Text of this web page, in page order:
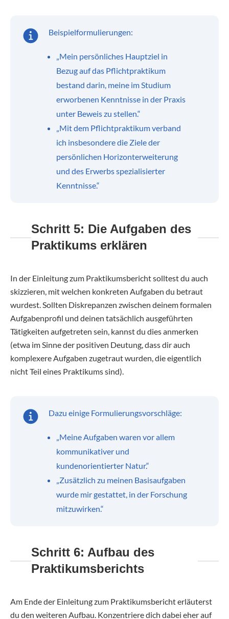
Beispielformulierungen:
„Mein persönliches Hauptziel in
Bezug auf das Pflichtpraktikum
bestand darin, meine im Studium
erworbenen Kenntnisse in der Praxis
unter Beweis zu stellen.“
„Mit dem Pflichtpraktikum verband
ich insbesondere die Ziele der
persönlichen Horizonterweiterung
und des Erwerbs spezialisierter
Kenntnisse.“
Schritt 5: Die Aufgaben des
Praktikums erklären
In der Einleitung zum Praktikumsbericht solltest du auch
skizzieren, mit welchen konkreten Aufgaben du betraut
wurdest. Sollten Diskrepanzen zwischen deinem formalen
Aufgabenprofil und deinen tatsächlich ausgeführten
Tätigkeiten aufgetreten sein, kannst du dies anmerken
(etwa im Sinne der positiven Deutung, dass dir auch
komplexere Aufgaben zugetraut wurden, die eigentlich
nicht Teil eines Praktikums sind).
Dazu einige Formulierungsvorschläge:
„Meine Aufgaben waren vor allem
kommunikativer und
kundenorientierter Natur.“
„Zusätzlich zu meinen Basisaufgaben
wurde mir gestattet, in der Forschung
mitzuwirken.“
Schritt 6: Aufbau des
Praktikumsberichts
Am Ende der Einleitung zum Praktikumsbericht erläuterst
du den weiteren Aufbau. Konzentriere dich dabei eher auf